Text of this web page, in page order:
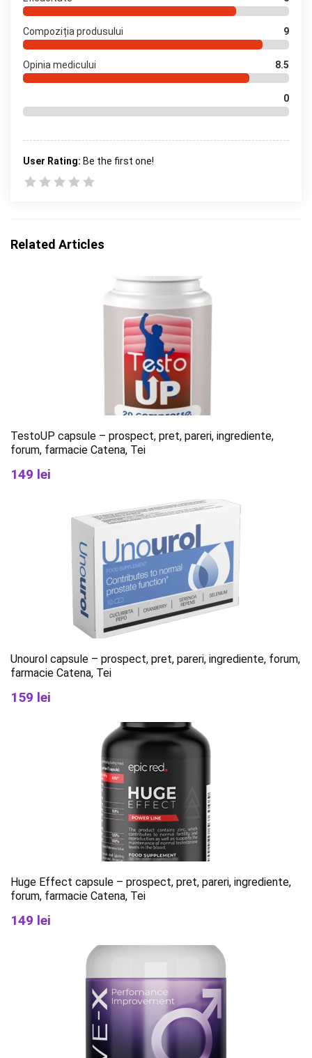
Compoziția produsului 9
Opinia medicului 8.5
0
User Rating: Be the first one!
Related Articles
TestoUP capsule – prospect, pret, pareri, ingrediente,
forum, farmacie Catena, Tei
149 lei
Unourol capsule – prospect, pret, pareri, ingrediente, forum,
farmacie Catena, Tei
159 lei
Huge Effect capsule – prospect, pret, pareri, ingrediente,
forum, farmacie Catena, Tei
149 lei